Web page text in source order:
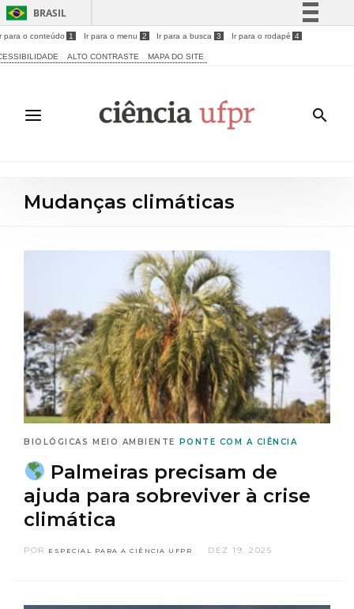
BRASIL
Simplifique!
Acesso à informação
Legislação
para o conteúdo 1 Ir para o menu 2 Ir para a busca 3 Ir para o rodapé 4
ALTO CONTRASTE MAPA DO SITE
Mudanças climáticas
BIOLÓGICAS MEIO AMBIENTE PONTE COM A CIÊNCIA
Palmeiras precisam de
ajuda para sobreviver à crise
climática
POR ESPECIAL PARA A CIÊNCIA UFPR DEZ 19, 2025